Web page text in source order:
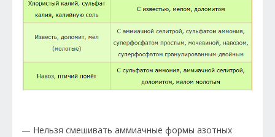
— Нельзя смешивать аммиачные формы азотных